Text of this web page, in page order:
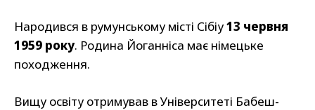
Народився в румунському місті Сібіу13 червня
1959 року. Родина Йоганніса має німецьке
походження.
Вищу освіту отримував в Університеті Бабеш-